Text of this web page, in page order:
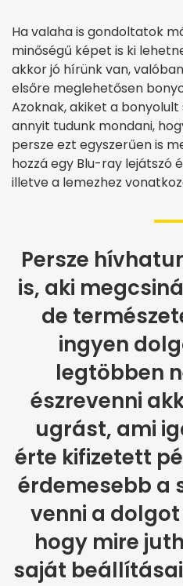
Ha valaha is gondoltatok
minőségű képet is ki
akkor jó hírünk van,
elsőre meglehetősen
Azoknak, akiket a
annyit tudunk mondani,
persze ezt egyszerűen is
hozzá egy Blu-ray lejátszó
illetve a lemezhez
Persze
is, aki
de
ingyen
legtöbben
észrevenni
ugrást, ami
érte kifizetett
érdemesebb a
venni a
hogy mire
saját